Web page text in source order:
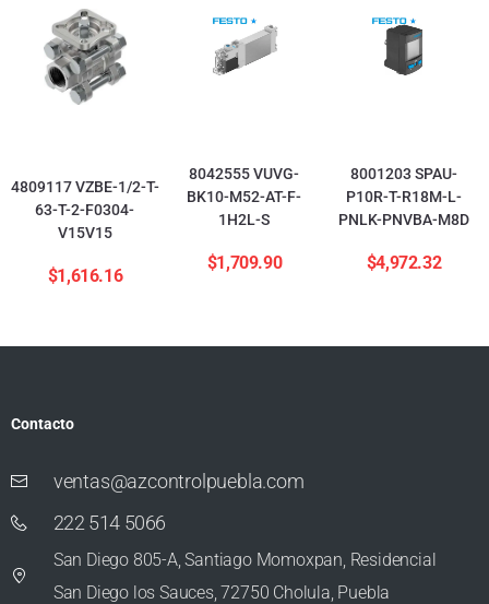
4809117 VZBE-1/2-T-
63-T-2-F0304-
V15V15
$1,616.16
8042555 VUVG-
BK10-M52-AT-F-
1H2L-S
$1,709.90
8001203 SPAU-
P10R-T-R18M-L-
PNLK-PNVBA-M8D
$4,972.32
Contacto
ventas@azcontrolpuebla.com
222 514 5066
San Diego 805-A, Santiago Momoxpan, Residencial
San Diego los Sauces, 72750 Cholula, Puebla